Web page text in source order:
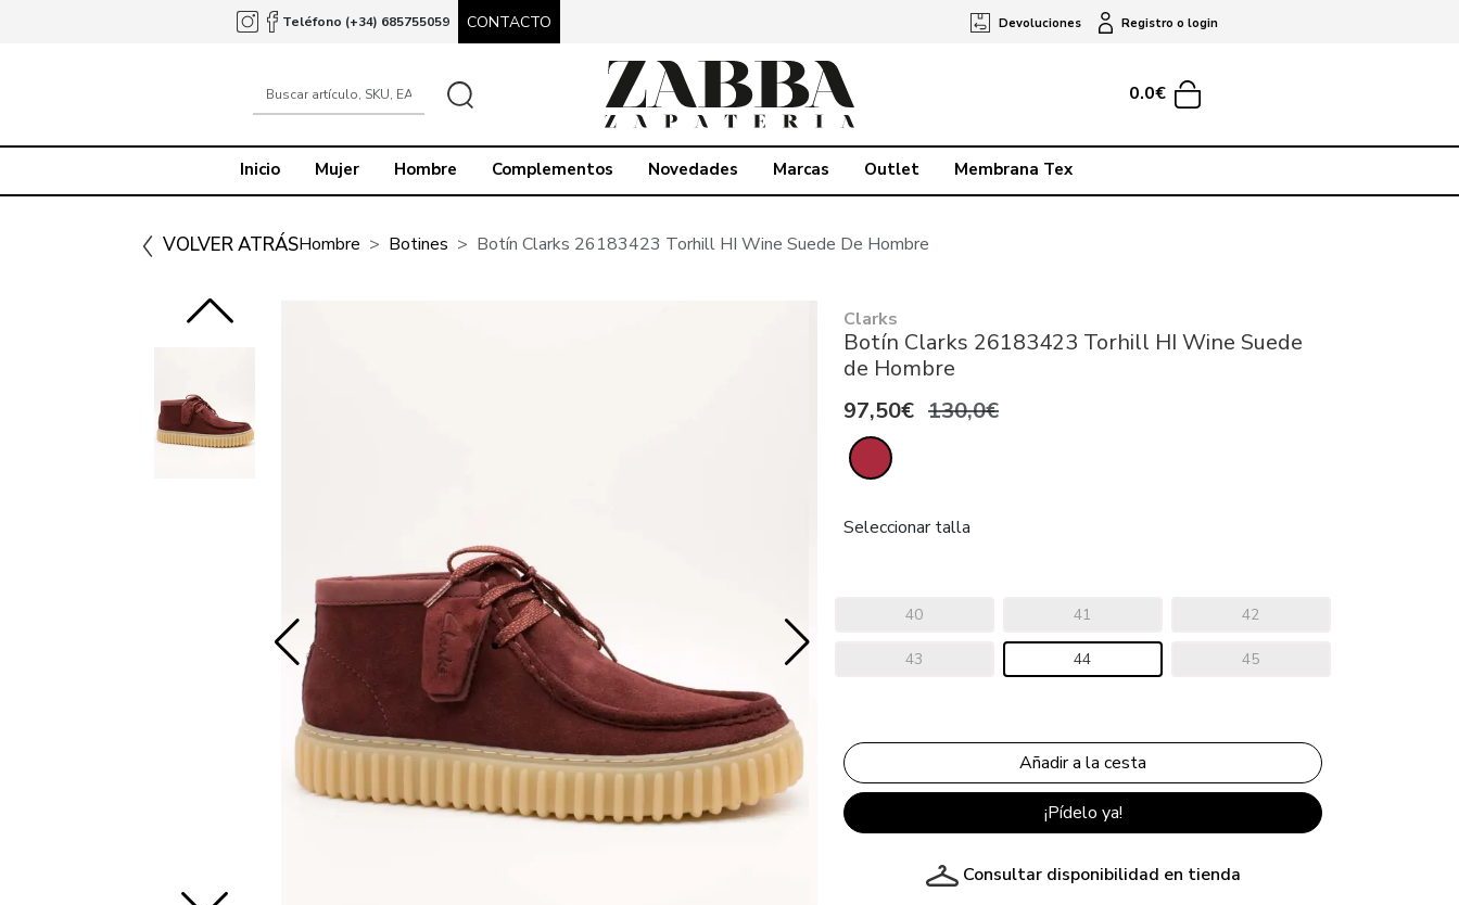
Teléfono (+34) 685755059 CONTACTO Devoluciones Registro o login
0.0€
Inicio Mujer Hombre Complementos Novedades Marcas Outlet Membrana Tex
VOLVER ATRÁSHombre Botines Botín Clarks 26183423 Torhill HI Wine Suede De Hombre
Clarks
Botín Clarks 26183423 Torhill HI Wine Suede
de Hombre
97,50€ 130,0€
Seleccionar talla
40 41 42
43 44 45
¡Pídelo ya!
Consultar disponibilidad en tienda